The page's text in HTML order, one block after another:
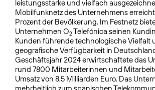
leistungsstarke und vielfach
Mobilfunknetz des Unternehmens
Prozent der Bevölkerung. Im Festnetz
Unternehmen O2Telefónica seinen
Kunden führende technologische Vielfalt
geografische Verfügbarkeit in
Geschäftsjahr 2024 erwirtschaftete das
rund 7800 Mitarbeiterinnen und
Umsatz von 8,5 Milliarden Euro. Das